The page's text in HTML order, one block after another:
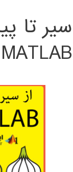
سیر تا
MATLAB